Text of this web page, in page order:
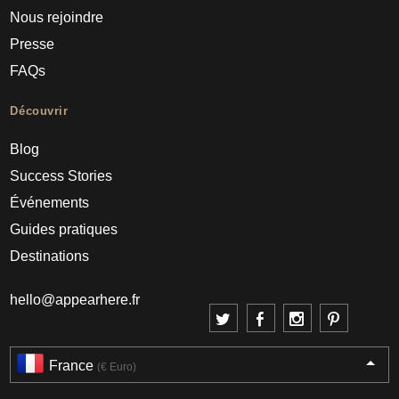
Nous rejoindre
Presse
FAQs
Découvrir
Blog
Success Stories
Événements
Guides pratiques
Destinations
hello@appearhere.fr
France (€ Euro)